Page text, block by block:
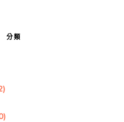
分類